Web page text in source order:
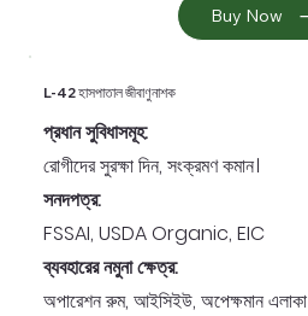
Buy Now
L-42 হাসপাতাল জীবাণুনাশক
প্রধান সুবিধাসমূহ:
রোগীদের সুরক্ষা দিন, সংক্রমণ কমান।
সনদপত্র:
FSSAI, USDA Organic, EIC
ব্যবহারের নমুনা ক্ষেত্র:
অপারেশন রুম, আইসিইউ, অপেক্ষমান এলাকা